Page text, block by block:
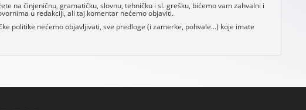
na činjeničnu, gramatičku, slovnu, tehničku i sl. grešku, bićemo vam zahvalni i
u redakciji, ali taj komentar nećemo objaviti.
politike nećemo objavljivati, sve predloge (i zamerke, pohvale...) koje imate